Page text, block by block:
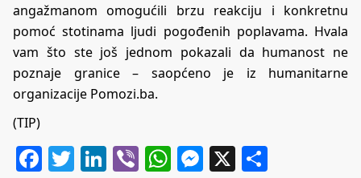
angažmanom omogućili brzu reakciju i konkretnu
pomoć stotinama ljudi pogođenih poplavama. Hvala
vam što ste još jednom pokazali da humanost ne
poznaje granice – saopćeno je iz humanitarne
organizacije Pomozi.ba.
(TIP)
Facebook
Twitter
LinkedIn
ViberWhatsApp
Messenger
X